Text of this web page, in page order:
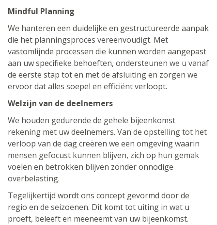
Mindful Planning
We hanteren een duidelijke en gestructureerde aanpak
die het planningsproces vereenvoudigt. Met
vastomlijnde processen die kunnen worden aangepast
aan uw specifieke behoeften, ondersteunen we u vanaf
de eerste stap tot en met de afsluiting en zorgen we
ervoor dat alles soepel en efficiënt verloopt.
Welzijn van de deelnemers
We houden gedurende de gehele bijeenkomst
rekening met uw deelnemers. Van de opstelling tot het
verloop van de dag creëren we een omgeving waarin
mensen gefocust kunnen blijven, zich op hun gemak
voelen en betrokken blijven zonder onnodige
overbelasting.
Tegelijkertijd wordt ons concept gevormd door de
regio en de seizoenen. Dit komt tot uiting in wat u
proeft, beleeft en meeneemt van uw bijeenkomst.